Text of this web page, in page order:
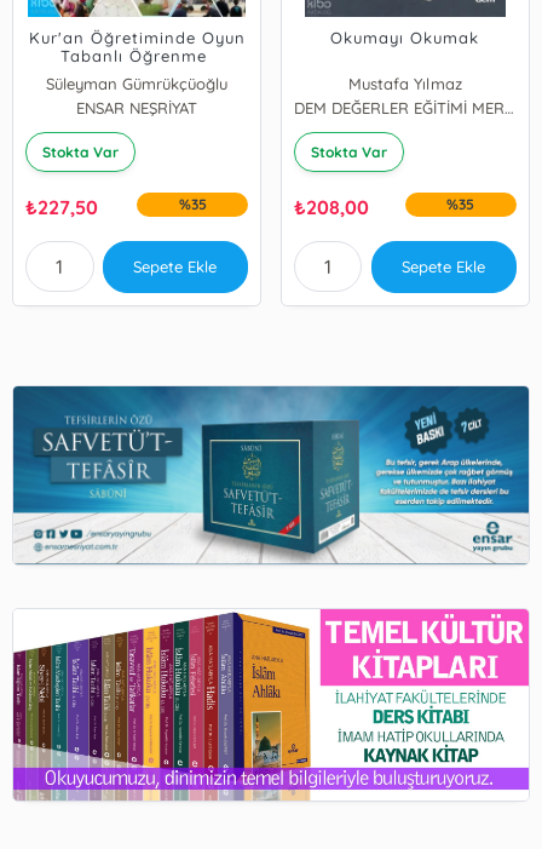
Kur'an Öğretiminde Oyun
Tabanlı Öğrenme
Süleyman Gümrükçüoğlu
Mine Taşdemir Kuluç
ENSAR NEŞRİYAT
Stokta Var
₺227,50 %35
Sepete Ekle
Okumayı Okumak
Mustafa Yılmaz
DEM DEĞERLER EĞİTİMİ MERKEZİ YAYINLARI
Stokta Var
₺208,00 %35
Sepete Ekle